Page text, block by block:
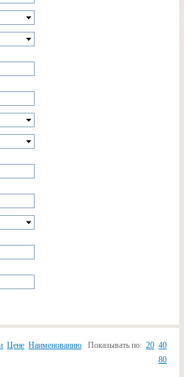
Цене Наименованию Показывать по: 20 40
80